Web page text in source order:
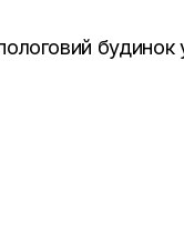
будинок